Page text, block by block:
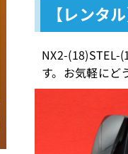
【レンタ
NX2-
す。お気軽にど